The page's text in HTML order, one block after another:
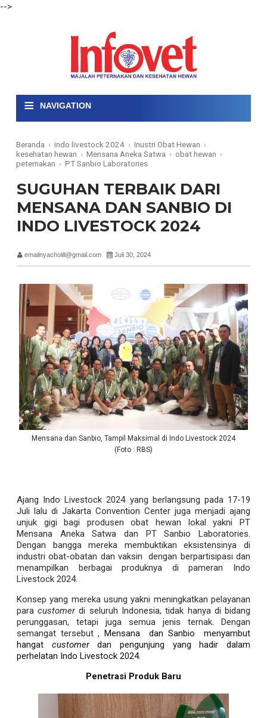
-->
≡ NAVIGATION
Beranda › indo livestock 2024 › Inustri Obat Hewan ›
kesehatan hewan › Mensana Aneka Satwa › obat hewan ›
peternakan › PT Sanbio Laboratories
SUGUHAN TERBAIK DARI
MENSANA DAN SANBIO DI
INDO LIVESTOCK 2024
emailnyacholill@gmail.com Juli 30, 2024
Mensana dan Sanbio, Tampil Maksimal di Indo Livestock 2024
(Foto : RBS)
Ajang Indo Livestock 2024 yang berlangsung pada 17-19
Juli lalu di Jakarta Convention Center juga menjadi ajang
unjuk gigi bagi produsen obat hewan lokal yakni PT
Mensana Aneka Satwa dan PT Sanbio Laboratories.
Dengan banggamereka membuktikan eksistensinya di
industri obat-obatan dan vaksin dengan berpartisipasi dan
menampilkan berbagai produknya di pameran Indo
Livestock 2024.
Konsep yang mereka usung yakni meningkatkan pelayanan
paracustomerdi seluruh Indonesia, tidak hanya di bidang
perunggasan, tetapi juga semua jenis ternak. Dengan
semangat tersebut , Mensana dan Sanbio menyambut
hangat customerdan pengunjung yang hadir dalam
perhelatan Indo Livestock 2024.
Penetrasi Produk Baru